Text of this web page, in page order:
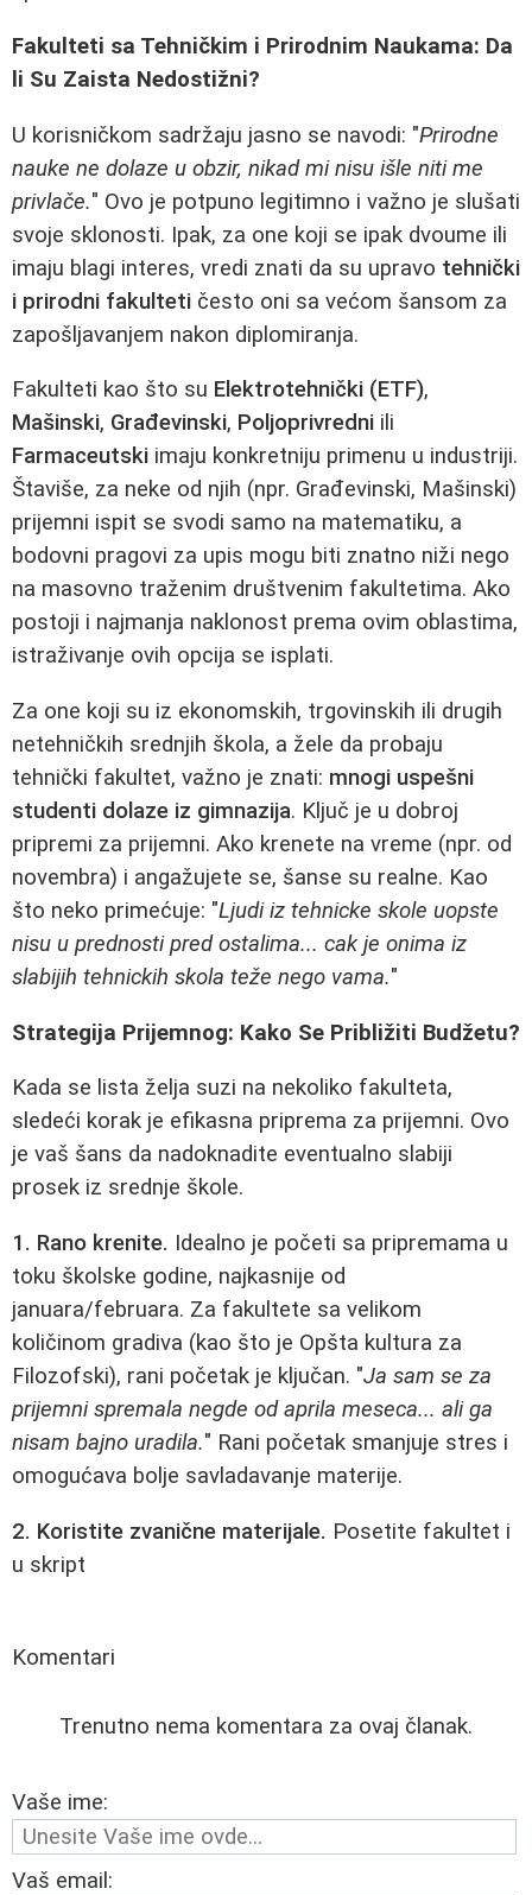
Fakulteti sa Tehničkim i Prirodnim Naukama: Da
li Su Zaista Nedostižni?
U korisničkom sadržaju jasno se navodi: "Prirodne
nauke ne dolaze u obzir, nikad mi nisu išle niti me
privlače." Ovo je potpuno legitimno i važno je slušati
svoje sklonosti. Ipak, za one koji se ipak dvoume ili
imaju blagi interes, vredi znati da su upravo tehnički
i prirodni fakulteti često oni sa većom šansom za
zapošljavanjem nakon diplomiranja.
Fakulteti kao što su Elektrotehnički (ETF),
Mašinski, Građevinski, Poljoprivredni ili
Farmaceutski imaju konkretniju primenu u industriji.
Štaviše, za neke od njih (npr. Građevinski, Mašinski)
prijemni ispit se svodi samo na matematiku, a
bodovni pragovi za upis mogu biti znatno niži nego
na masovno traženim društvenim fakultetima. Ako
postoji i najmanja naklonost prema ovim oblastima,
istraživanje ovih opcija se isplati.
Za one koji su iz ekonomskih, trgovinskih ili drugih
netehničkih srednjih škola, a žele da probaju
tehnički fakultet, važno je znati: mnogi uspešni
studenti dolaze iz gimnazija. Ključ je u dobroj
pripremi za prijemni. Ako krenete na vreme (npr. od
novembra) i angažujete se, šanse su realne. Kao
što neko primećuje: "Ljudi iz tehnicke skole uopste
nisu u prednosti pred ostalima... cak je onima iz
slabijih tehnickih skola teže nego vama."
Strategija Prijemnog: Kako Se Približiti Budžetu?
Kada se lista želja suzi na nekoliko fakulteta,
sledeći korak je efikasna priprema za prijemni. Ovo
je vaš šans da nadoknadite eventualno slabiji
prosek iz srednje škole.
1. Rano krenite. Idealno je početi sa pripremama u
toku školske godine, najkasnije od
januara/februara. Za fakultete sa velikom
količinom gradiva (kao što je Opšta kultura za
Filozofski), rani početak je ključan. "Ja sam se za
prijemni spremala negde od aprila meseca... ali ga
nisam bajno uradila." Rani početak smanjuje stres i
omogućava bolje savladavanje materije.
2. Koristite zvanične materijale. Posetite fakultet i
u skript
Komentari
Trenutno nema komentara za ovaj članak.
Vaše ime:
Vaš email: